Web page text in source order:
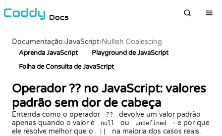
Docs
Documentação›JavaScript›Nullish Coalescing
Aprenda JavaScript
Playground de JavaScript
Folha de Consulta de JavaScript
Operador ?? no JavaScript: valores
padrão sem dor de cabeça
Entenda como o operador ??
devolve um valor padrão
apenas quando o valor é
null ou undefined
- e por que
ele resolve melhor que o
na maioria dos casos reais.